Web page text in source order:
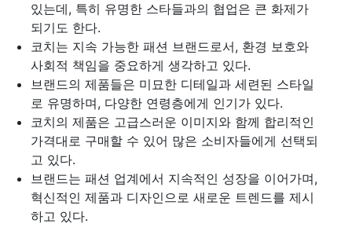
있는데, 특히 유명한 스타들과의 협업은 큰 화제가
되기도 한다.
코치는 지속 가능한 패션 브랜드로서, 환경 보호와
사회적 책임을 중요하게 생각하고 있다.
브랜드의 제품들은 미묘한 디테일과 세련된 스타일
로 유명하며, 다양한 연령층에게 인기가 있다.
코치의 제품은 고급스러운 이미지와 함께 합리적인
가격대로 구매할 수 있어 많은 소비자들에게 선택되
고 있다.
브랜드는 패션 업계에서 지속적인 성장을 이어가며,
혁신적인 제품과 디자인으로 새로운 트렌드를 제시
하고 있다.